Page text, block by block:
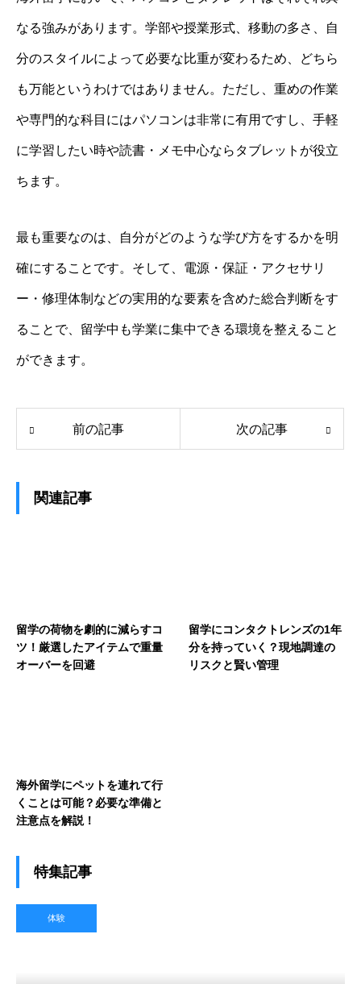
なる強みがあります。学部や授業形式、移動の多さ、自
分のスタイルによって必要な比重が変わるため、どちら
も万能というわけではありません。ただし、重めの作業
や専門的な科目にはパソコンは非常に有用ですし、手軽
に学習したい時や読書・メモ中心ならタブレットが役立
ちます。
最も重要なのは、自分がどのような学び方をするかを明
確にすることです。そして、電源・保証・アクセサリ
ー・修理体制などの実用的な要素を含めた総合判断をす
ることで、留学中も学業に集中できる環境を整えること
ができます。
前の記事 次の記事
関連記事
留学の荷物を劇的に減らすコ
ツ！厳選したアイテムで重量
オーバーを回避
留学にコンタクトレンズの1年
分を持っていく？現地調達の
リスクと賢い管理
海外留学にペットを連れて行
くことは可能？必要な準備と
注意点を解説！
特集記事
体験